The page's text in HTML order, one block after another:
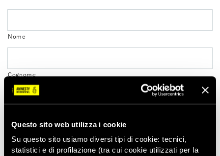
Questo sito web utilizza i cookie
Su questo sito usiamo diversi tipi di cookie: tecnici,
statistici e di profilazione (tra cui cookie utilizzati per la
Nome
Cognome
Email *
Telefono *